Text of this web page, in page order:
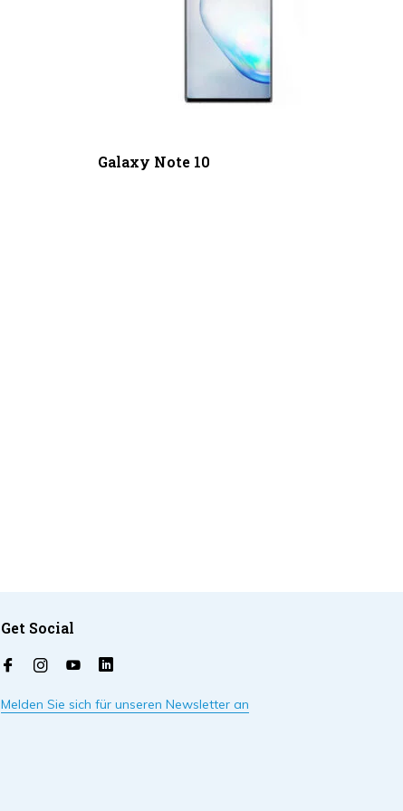
Galaxy Note 10
Get Social
Melden Sie sich für unseren Newsletter an